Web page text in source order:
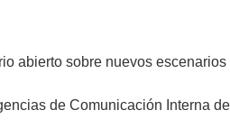
abierto sobre nuevos
de Comunicación Interna